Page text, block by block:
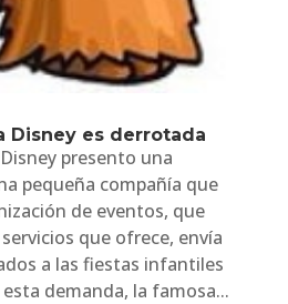
Disney es derrotada
presento una
pequeña compañía que
de eventos, que
que ofrece, envía
a las fiestas infantiles
demanda, la famosa...